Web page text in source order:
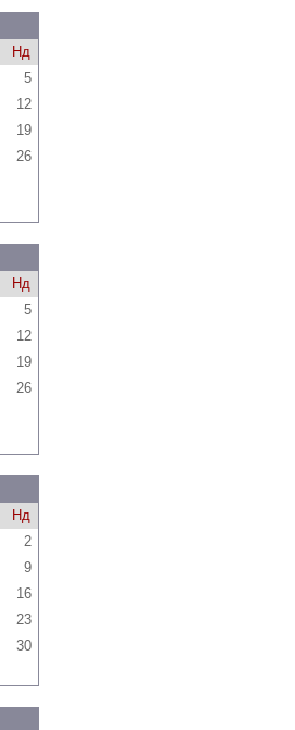
Нд
5
12
19
26
Нд
5
12
19
26
Нд
2
9
16
23
30